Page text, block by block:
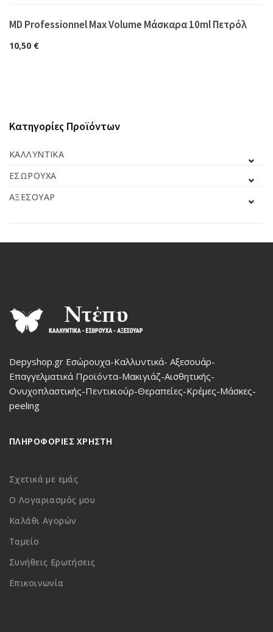
MD Professionnel Max Volume Μάσκαρα 10ml Πετρόλ
10,50 €
Κατηγορίες Προϊόντων
ΚΑΛΛΥΝΤΙΚΆ
ΕΣΏΡΟΥΧΑ
ΑΞΕΣΟΥΆΡ
Depyshop.gr Εσώρουχα-Καλλυντικά- Αξεσουάρ-
Επαγγελματικά Προϊόντα-Μακιγιάζ-Αισθητικής-
Ονυχοπλαστικής-Πεντικιούρ-Θεραπείες-Κρέμες-Μάσκες-
peeling
ΠΛΗΡΟΦΟΡΙΕΣ ΧΡΗΣΤΗ
Σχετικά με εμάς
Ο Λογαριασμός μου
Καλάθι Αγορών
Ταμείο
Συνήθεις Ερωτήσεις
Επικοινωνία